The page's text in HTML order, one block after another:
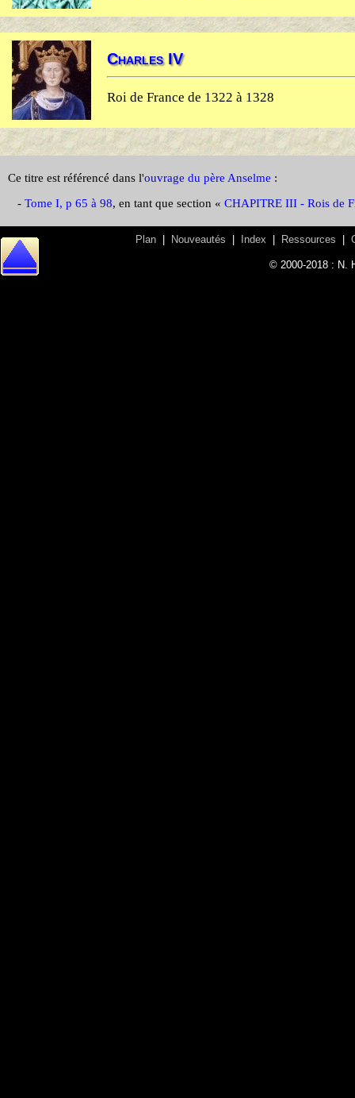
Charles IV
Roi de France de 1322 à 1328
Ce titre est référencé dans l'ouvrage du père Anselme :
- Tome I, p 65 à 98, en tant que section « CHAPITRE III - Rois de
Plan Nouveautés Index Ressources
© 2000-2018 : N.